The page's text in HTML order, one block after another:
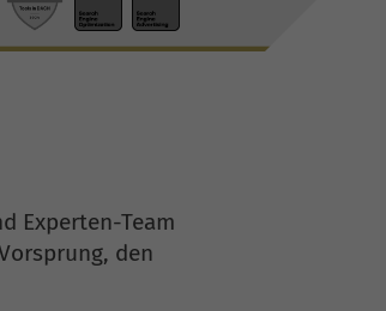
Experten-Team
den